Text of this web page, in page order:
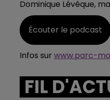
LE WEEK-
Dominique Lévêque,
Écouter le podcast
Infos sur www.parc-
FIL